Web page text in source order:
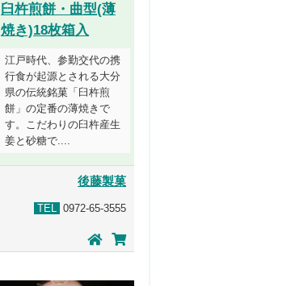
臼杵煎餅・曲型(薄
焼き)18枚箱入
江戸時代、参勤交代の携
行食が起源とされる大分
県の伝統銘菓「臼杵煎
餅」の定番の薄焼きで
す。こだわりの臼杵産生
姜と砂糖で....
後藤製菓
TEL 0972-65-3555